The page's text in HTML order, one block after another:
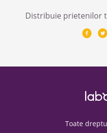
Distribuie prietenilor
Toate